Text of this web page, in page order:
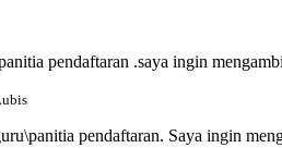
pendaftaran .saya ingin
pendaftaran. Saya ingin